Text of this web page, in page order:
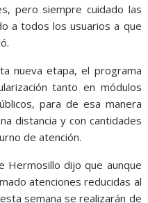
pero siempre cuidado las
a todos los usuarios a que
nueva etapa, el programa
tanto en módulos
para de esa manera
distancia y con cantidades
de atención.
Hermosillo dijo que aunque
atenciones reducidas al
semana se realizarán de